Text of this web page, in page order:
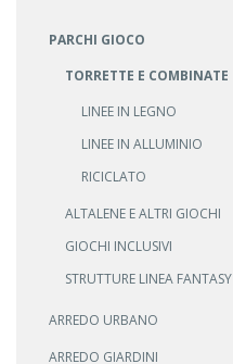
PARCHI GIOCO
TORRETTE E COMBINATE
LINEE IN LEGNO
LINEE IN ALLUMINIO
RICICLATO
ALTALENE E ALTRI GIOCHI
GIOCHI INCLUSIVI
STRUTTURE LINEA FANTASY
ARREDO URBANO
ARREDO GIARDINI